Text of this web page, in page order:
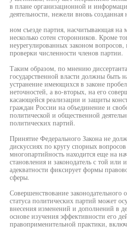
в плане организационной и
деятельности, нежели вновь созданная
ном съезде партия, насчитывающая на
несколько сотен сторонников. Кроме
неурегулированных законом
проверки численности членов партии.
Таким образом, по мнению
государственной власти должны быть
устранение имеющихся в законе
неточностей, а во-вторых, на его
касающейся реализации и защиты
граждан России на объединение и
политической и общественной
политических партий.
Принятие Федерального Закона не
дискуссиях по кругу спорных
многопартийность находится еще на
становления и законодатель с той или
адекватности фиксирует формы
сферы.
Совершенствование законодательного
статуса политических партий может
внесения изменений и дополнений в
основе изучения эффективности его
правоприменительной практики,